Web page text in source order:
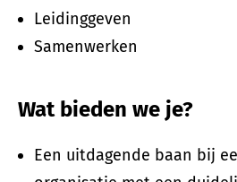
Leidinggeven
Samenwerken
Wat bieden we je?
Een uitdagende baan bij